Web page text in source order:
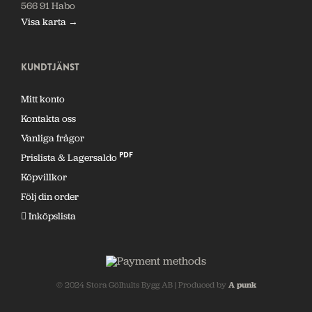
566 91 Habo
Visa karta →
KUNDTJÄNST
Mitt konto
Kontakta oss
Vanliga frågor
Prislista & Lagersaldo PDF
Köpvillkor
Följ din order
Inköpslista
© 2024 Stora Gölhults Bygg AB | Produced byA punk